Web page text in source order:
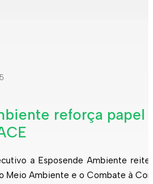
reforça papel
a Esposende Ambiente
Meio Ambiente e o Combate à